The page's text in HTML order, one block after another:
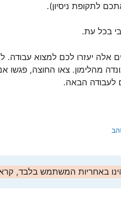
לתקופת ניסיון).
בכל עת.
אלה יעזרו לכם למצוא עבודה.
מהלימון. צאו החוצה, פגשו
לעבודה הבאה.
באחריות המשתמש בלבד,